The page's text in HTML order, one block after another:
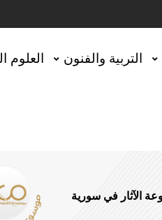
التربية والفنون العلوم
الآثار في سورية